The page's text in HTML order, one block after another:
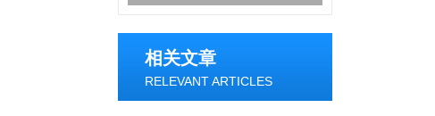
相关文章
RELEVANT ARTICLES